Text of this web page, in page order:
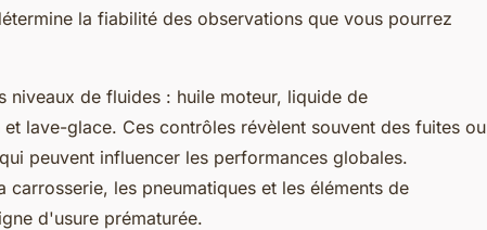
la fiabilité des observations que vous pourrez
niveaux de fluides : huile moteur, liquide de
lave-glace. Ces contrôles révèlent souvent des fuites ou
peuvent influencer les performances globales.
carrosserie, les pneumatiques et les éléments de
d'usure prématurée.